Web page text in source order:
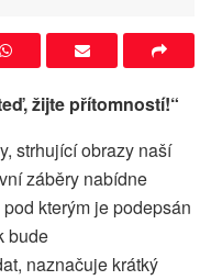
žijte přítomností!“
strhující obrazy naší
záběry nabídne
kterým je podepsán
bude
naznačuje krátký